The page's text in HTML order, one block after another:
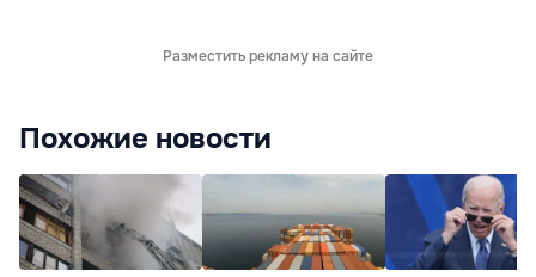
Разместить рекламу на сайте
Похожие новости